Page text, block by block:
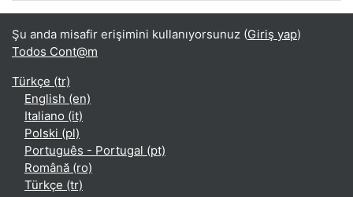
Şu anda misafir erişimini kullanıyorsunuz (Giriş yap)
Todos Cont@m
Türkçe ‎(tr)‎
English ‎(en)‎
Italiano ‎(it)‎
Polski ‎(pl)‎
Português - Portugal ‎(pt)‎
Română ‎(ro)‎
Türkçe ‎(tr)‎